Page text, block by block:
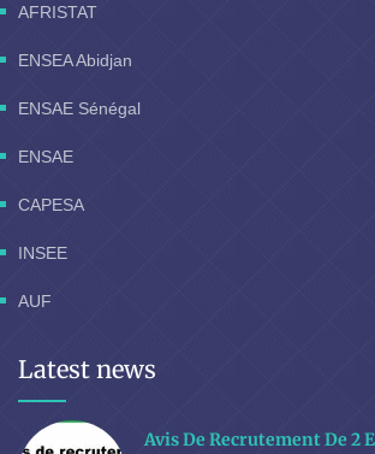
AFRISTAT
ENSEA Abidjan
ENSAE Sénégal
ENSAE
CAPESA
INSEE
AUF
Latest news
Avis De Recrutement De 2